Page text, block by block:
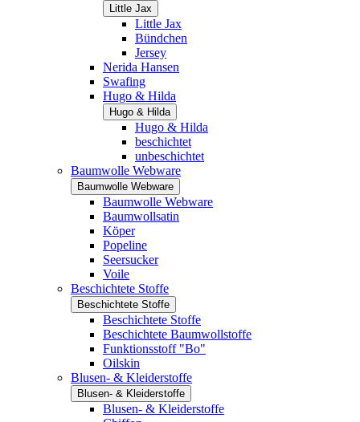
Little Jax
Little Jax
Bündchen
Jersey
Nerida Hansen
Swafing
Hugo & Hilda
Hugo & Hilda
Hugo & Hilda
beschichtet
unbeschichtet
Baumwolle Webware
Baumwolle Webware
Baumwolle Webware
Baumwollsatin
Köper
Popeline
Seersucker
Voile
Beschichtete Stoffe
Beschichtete Stoffe
Beschichtete Stoffe
Beschichtete Baumwollstoffe
Funktionsstoff "Bo"
Oilskin
Blusen- & Kleiderstoffe
Blusen- & Kleiderstoffe
Blusen- & Kleiderstoffe